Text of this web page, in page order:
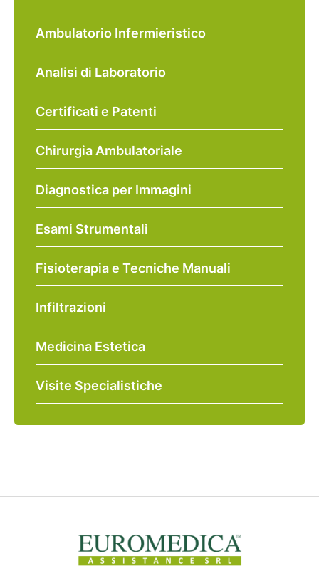
Ambulatorio Infermieristico
Analisi di Laboratorio
Certificati e Patenti
Chirurgia Ambulatoriale
Diagnostica per Immagini
Esami Strumentali
Fisioterapia e Tecniche Manuali
Infiltrazioni
Medicina Estetica
Visite Specialistiche